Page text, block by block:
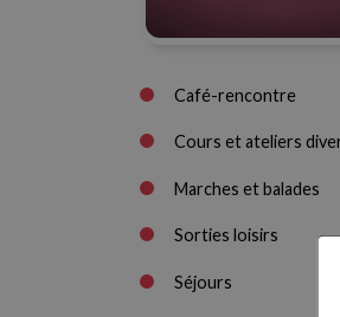
Café-rencontre
Cours et ateliers
Marches et balades
Sorties loisirs
Séjours